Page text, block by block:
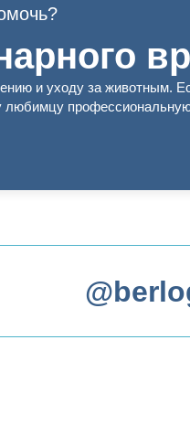
и уходу за животным.
любимцу